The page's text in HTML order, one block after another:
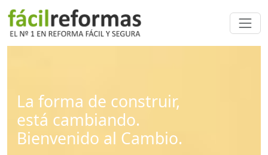
La forma de construir,
está cambiando.
Bienvenido al Cambio.